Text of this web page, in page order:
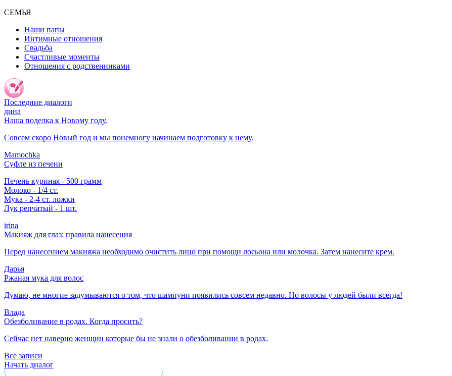
СЕМЬЯ
Наши папы
Интимные отношения
Свадьба
Счастливые моменты
Отношения с родственниками
Последние диалоги
дина
Наша поделка к Новому году.
Совсем скоро Новый год и мы понемногу начинаем подготовку к нему.
Mamochka
Суфле из печени
Печень куриная - 500 грамм
Молоко - 1/4 ст.
Мука - 2-4 ст. ложки
Лук репчатый - 1 шт.
irina
Макияж для глаз: правила нанесения
Перед нанесением макияжа необходимо очистить лицо при помощи лосьона или молочка. Затем нанесите крем.
Дарья
Ржаная мука для волос
Думаю, не многие задумываются о том, что шампуни появились совсем недавно. Но волосы у людей были всегда!
Влада
Обезболивание в родах. Когда просить?
Сейчас нет наверно женщин которые бы не знали о обезболивании в родах.
Все записи
Начать диалог